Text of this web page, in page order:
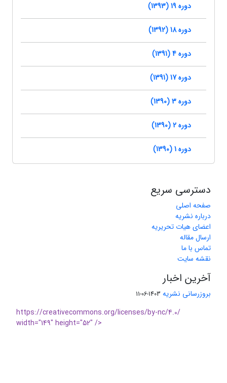
دوره 19 (1393)
دوره 18 (1392)
دوره 4 (1391)
دوره 17 (1391)
دوره 3 (1390)
دوره 2 (1390)
دوره 1 (1390)
دسترسی سریع
صفحه اصلی
درباره نشریه
اعضای هیات تحریریه
ارسال مقاله
تماس با ما
نقشه سایت
آخرین اخبار
بروزرسانی نشریه 1403-06-11
https://creativecommons.org/licenses/by-nc/4.0/
width="149" height="52" />